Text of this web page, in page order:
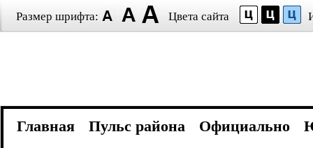
Размер шрифта: Цвета сайта
Главная Пульс района Официально